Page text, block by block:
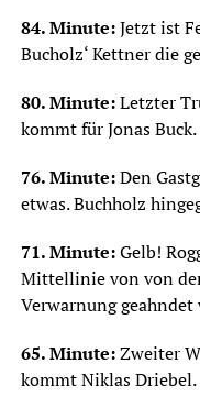
84. Minute:Jetzt ist
Bucholz‘ Kettner die
80. Minute:Letzter
kommt für Jonas Buck.
76. Minute:Den
etwas. Buchholz
71. Minute:Gelb!
Mittellinie von von
Verwarnung geahndet
65. Minute:Zweiter
kommt Niklas Driebel.